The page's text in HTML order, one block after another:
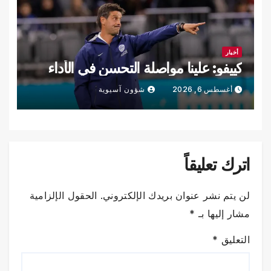
أخبار
كييفو: علينا مواصلة التحسن في الأداء
أغسطس 6, 2026 شؤون آسيوية
اترك تعليقاً
لن يتم نشر عنوان بريدك الإلكتروني. الحقول الإلزامية
مشار إليها بـ *
التعليق *